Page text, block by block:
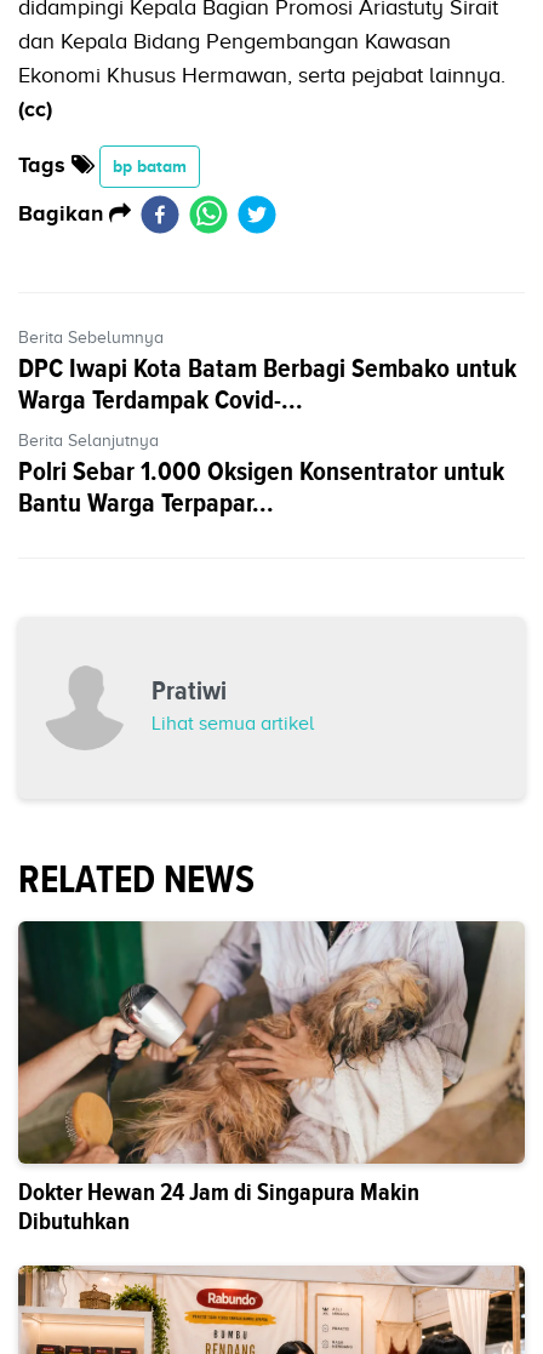
didampingi Kepala Bagian Promosi Ariastuty Sirait
dan Kepala Bidang Pengembangan Kawasan
Ekonomi Khusus Hermawan, serta pejabat lainnya.
(cc)
Tags bp batam
Bagikan
Berita Sebelumnya
DPC Iwapi Kota Batam Berbagi Sembako untuk
Warga Terdampak Covid-...
Berita Selanjutnya
Polri Sebar 1.000 Oksigen Konsentrator untuk
Bantu Warga Terpapar...
Pratiwi
Lihat semua artikel
RELATED NEWS
Dokter Hewan 24 Jam di Singapura Makin
Dibutuhkan